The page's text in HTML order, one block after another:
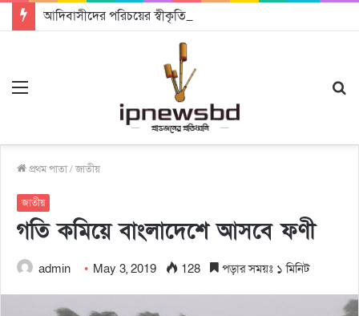
প্রথম পাতা/জাতীয়
জাতীয়
গতি কমিয়ে বাংলাদেশে আসবে ফণী
admin May 3, 2019 128 পড়ার সময়ঃ ১ মিনিট